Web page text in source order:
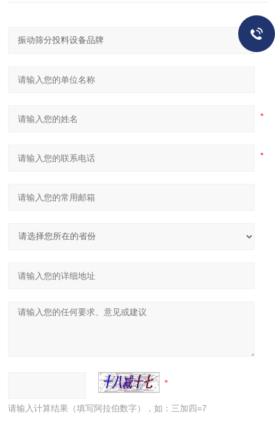
请输入计算结果（填写阿拉伯数字），如：三加四=7